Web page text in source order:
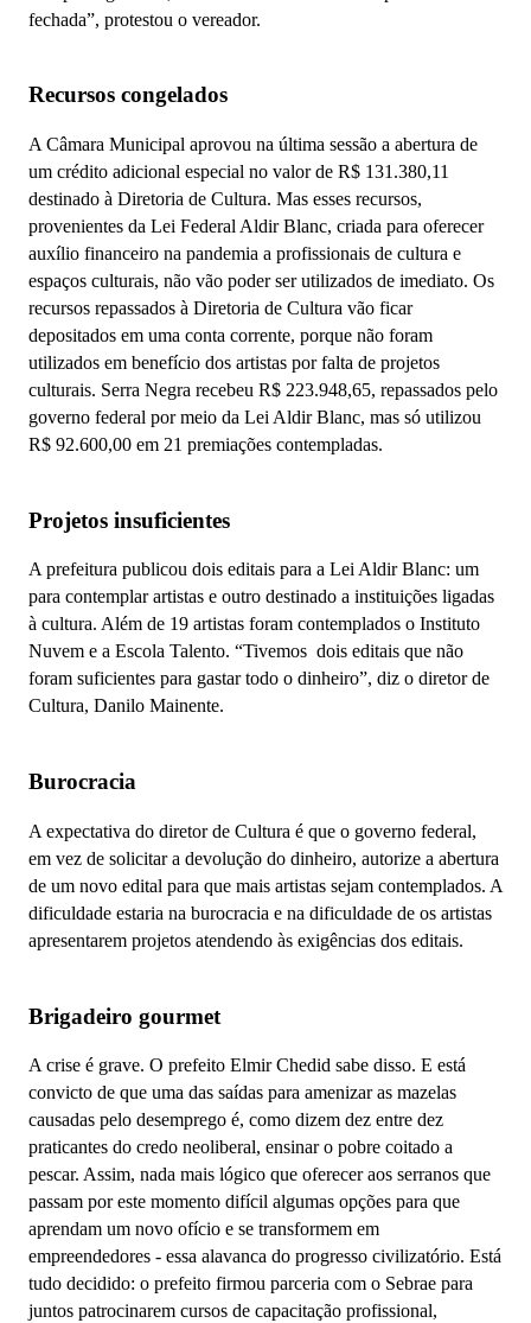
fechada”, protestou o vereador.
Recursos congelados
A Câmara Municipal aprovou na última sessão a abertura de
um crédito adicional especial no valor de R$ 131.380,11
destinado à Diretoria de Cultura. Mas esses recursos,
provenientes da Lei Federal Aldir Blanc, criada para oferecer
auxílio financeiro na pandemia a profissionais de cultura e
espaços culturais, não vão poder ser utilizados de imediato. Os
recursos repassados à Diretoria de Cultura vão ficar
depositados em uma conta corrente, porque não foram
utilizados em benefício dos artistas por falta de projetos
culturais. Serra Negra recebeu R$ 223.948,65, repassados pelo
governo federal por meio da Lei Aldir Blanc, mas só utilizou
R$ 92.600,00 em 21 premiações contempladas.
Projetos insuficientes
A prefeitura publicou dois editais para a Lei Aldir Blanc: um
para contemplar artistas e outro destinado a instituições ligadas
à cultura. Além de 19 artistas foram contemplados o Instituto
Nuvem e a Escola Talento. “Tivemos dois editais que não
foram suficientes para gastar todo o dinheiro”, diz o diretor de
Cultura, Danilo Mainente.
Burocracia
A expectativa do diretor de Cultura é que o governo federal,
em vez de solicitar a devolução do dinheiro, autorize a abertura
de um novo edital para que mais artistas sejam contemplados. A
dificuldade estaria na burocracia e na dificuldade de os artistas
apresentarem projetos atendendo às exigências dos editais.
Brigadeiro gourmet
A crise é grave. O prefeito Elmir Chedid sabe disso. E está
convicto de que uma das saídas para amenizar as mazelas
causadas pelo desemprego é, como dizem dez entre dez
praticantes do credo neoliberal, ensinar o pobre coitado a
pescar. Assim, nada mais lógico que oferecer aos serranos que
passam por este momento difícil algumas opções para que
aprendam um novo ofício e se transformem em
empreendedores - essa alavanca do progresso civilizatório. Está
tudo decidido: o prefeito firmou parceria com o Sebrae para
juntos patrocinarem cursos de capacitação profissional,